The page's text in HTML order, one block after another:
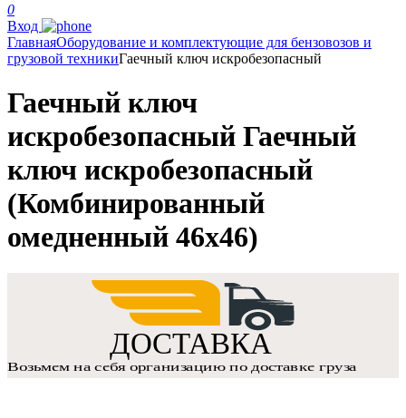
0
Вход
ГлавнаяОборудование и комплектующие для бензовозов и
грузовой техникиГаечный ключ искробезопасный
Гаечный ключ
искробезопасный Гаечный
ключ искробезопасный
(Комбинированный
омедненный 46х46)